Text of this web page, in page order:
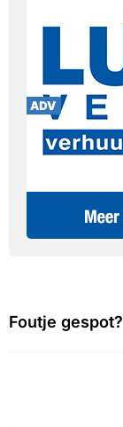
Foutje gespot?